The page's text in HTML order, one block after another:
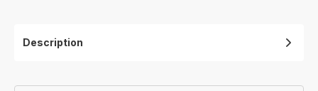
Description